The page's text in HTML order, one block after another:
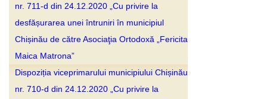
nr. 711-d din 24.12.2020 „Cu privire la
desfășurarea unei întruniri în municipiul
Chișinău de către Asociaţia Ortodoxă „Fericita
Maica Matrona”
Dispoziția viceprimarului municipiului Chișinău
nr. 710-d din 24.12.2020 „Cu privire la